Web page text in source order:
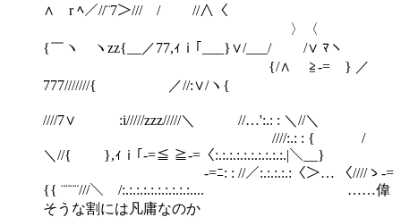
∧ r ﾍ／//¨7＞///￣/ //∧〈
〉〈
{￣ヽ ヽzz{__／77,ｨｉ｢___}∨/___/ /∨ ﾏヽ
{/∧ ≧‐= } ／
777///////{ ／//:∨/ヽ{
////7∨ :i/////zzz/////＼ //…':.: : ＼//＼
////:.: : { /
＼//{ },ｨｉ｢‐=≦ ≧‐=〈:.:.:.:.:.:.:.:.:.:.|＼__}
‐=ﾆ: : //／:.:.:.:.:〈＞… 〈////ゝ‐=
{{ ¨¨¨¨///＼ /:.:.:.:.:.:.:.:.:.:.... ……偉
そうな割には凡庸なのか